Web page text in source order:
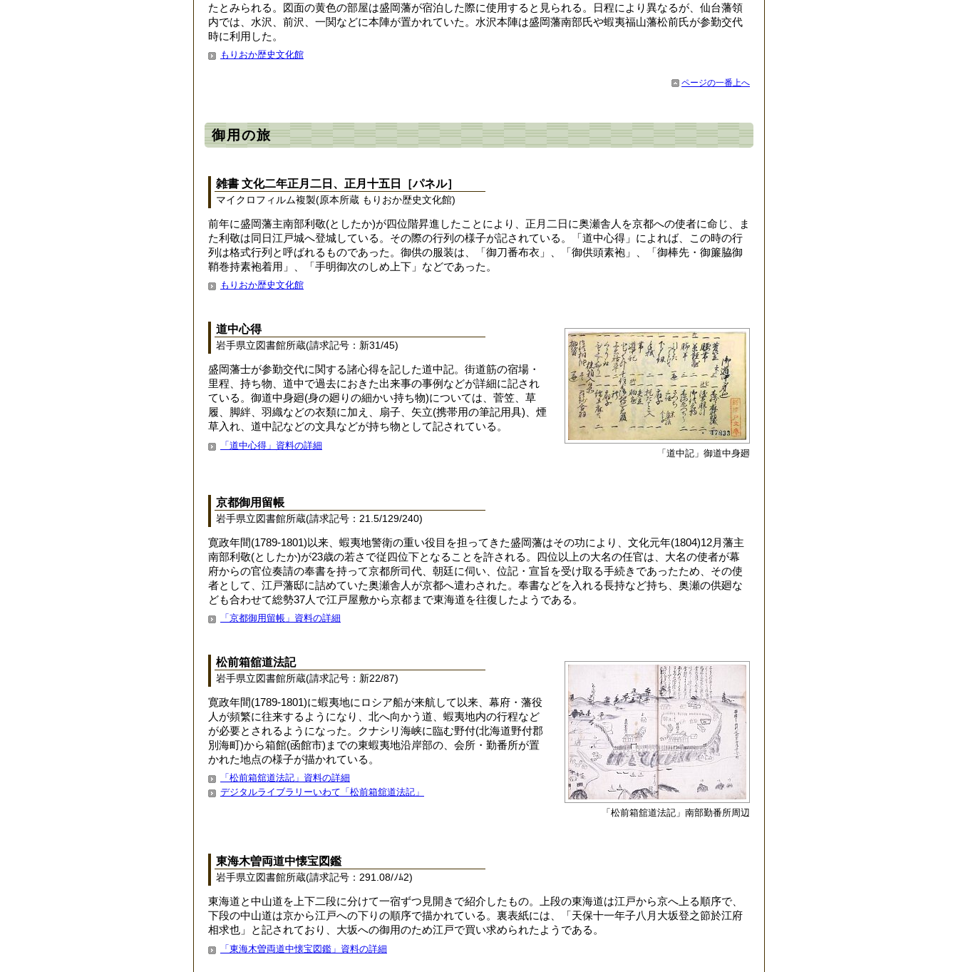
たとみられる。図面の黄色の部屋は盛岡藩が宿泊した際に使用すると見られる。日程により異なるが、仙台藩領
内では、水沢、前沢、一関などに本陣が置かれていた。水沢本陣は盛岡藩南部氏や蝦夷福山藩松前氏が参勤交代
時に利用した。
もりおか歴史文化館
ページの一番上へ
御用の旅
雑書 文化二年正月二日、正月十五日［パネル］
マイクロフィルム複製(原本所蔵 もりおか歴史文化館)
前年に盛岡藩主南部利敬(としたか)が四位階昇進したことにより、正月二日に奥瀬舎人を京都への使者に命じ、ま
た利敬は同日江戸城へ登城している。その際の行列の様子が記されている。「道中心得」によれば、この時の行
列は格式行列と呼ばれるものであった。御供の服装は、「御刀番布衣」、「御供頭素袍」、「御棒先・御簾脇御
鞘巻持素袍着用」、「手明御次のしめ上下」などであった。
もりおか歴史文化館
道中心得
岩手県立図書館所蔵(請求記号：新31/45)
「道中記」御道中身廻
盛岡藩士が参勤交代に関する諸心得を記した道中記。街道筋の宿場・
里程、持ち物、道中で過去におきた出来事の事例などが詳細に記され
ている。御道中身廻(身の廻りの細かい持ち物)については、菅笠、草
履、脚絆、羽織などの衣類に加え、扇子、矢立(携帯用の筆記用具)、煙
草入れ、道中記などの文具などが持ち物として記されている。
「道中心得」資料の詳細
京都御用留帳
岩手県立図書館所蔵(請求記号：21.5/129/240)
寛政年間(1789-1801)以来、蝦夷地警衛の重い役目を担ってきた盛岡藩はその功により、文化元年(1804)12月藩主
南部利敬(としたか)が23歳の若さで従四位下となることを許される。四位以上の大名の任官は、大名の使者が幕
府からの官位奏請の奉書を持って京都所司代、朝廷に伺い、位記・宣旨を受け取る手続きであったため、その使
者として、江戸藩邸に詰めていた奥瀬舎人が京都へ遣わされた。奉書などを入れる長持など持ち、奥瀬の供廻な
ども合わせて総勢37人で江戸屋敷から京都まで東海道を往復したようである。
「京都御用留帳」資料の詳細
松前箱舘道法記
岩手県立図書館所蔵(請求記号：新22/87)
「松前箱舘道法記」南部勤番所周辺
寛政年間(1789-1801)に蝦夷地にロシア船が来航して以来、幕府・藩役
人が頻繁に往来するようになり、北へ向かう道、蝦夷地内の行程など
が必要とされるようになった。クナシリ海峡に臨む野付(北海道野付郡
別海町)から箱館(函館市)までの東蝦夷地沿岸部の、会所・勤番所が置
かれた地点の様子が描かれている。
「松前箱舘道法記」資料の詳細
デジタルライブラリーいわて「松前箱舘道法記」
東海木曽両道中懐宝図鑑
岩手県立図書館所蔵(請求記号：291.08/ﾉﾑ2)
東海道と中山道を上下二段に分けて一宿ずつ見開きで紹介したもの。上段の東海道は江戸から京へ上る順序で、
下段の中山道は京から江戸への下りの順序で描かれている。裏表紙には、「天保十一年子八月大坂登之節於江府
相求也」と記されており、大坂への御用のため江戸で買い求められたようである。
「東海木曽両道中懐宝図鑑」資料の詳細